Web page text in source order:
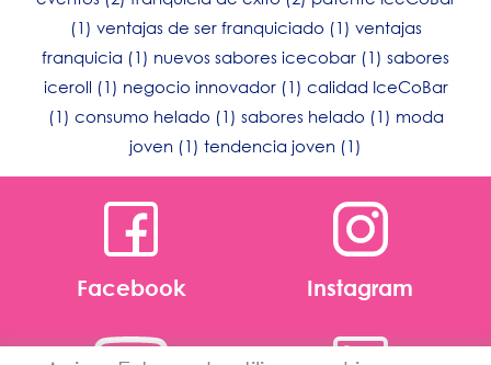
(1) ventajas de ser franquiciado (1) ventajas
franquicia (1) nuevos sabores icecobar (1) sabores
iceroll (1) negocio innovador (1) calidad IceCoBar
(1) consumo helado (1) sabores helado (1) moda
joven (1) tendencia joven (1)
Facebook Instagram